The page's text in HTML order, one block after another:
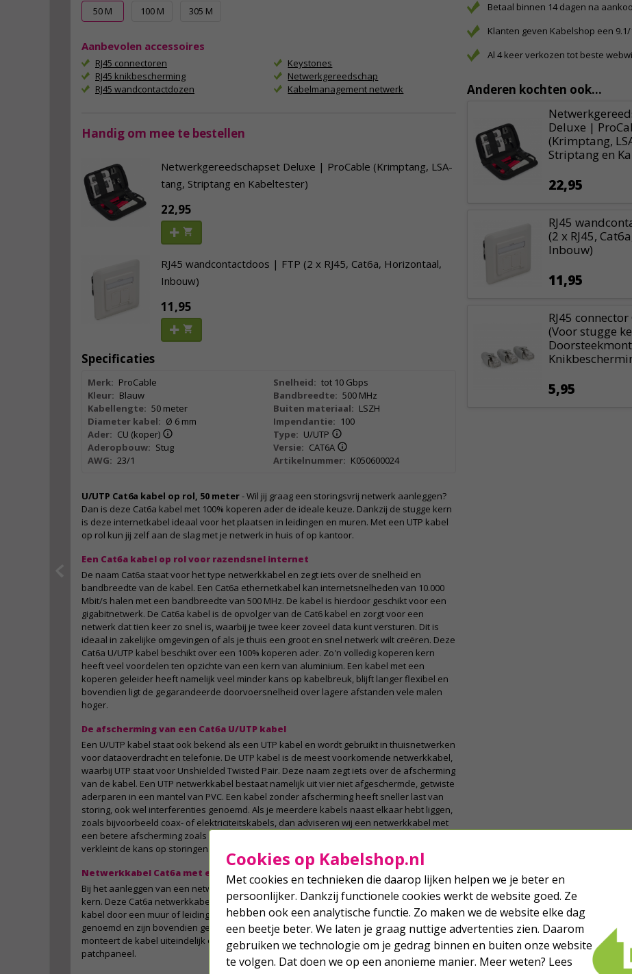
50 M 100 M 305 M
Aanbevolen accessoires
RJ45 connectoren
RJ45 knikbescherming
RJ45 wandcontactdozen
Keystones
Netwerkgereedschap
Kabelmanagement netwerk
Handig om mee te bestellen
Netwerkgereedschapset Deluxe | ProCable (Krimptang, LSA-
tang, Striptang en Kabeltester)
22,95
RJ45 wandcontactdoos | FTP (2 x RJ45, Cat6a, Horizontaal,
Inbouw)
11,95
Specificaties
Merk: ProCable
Kleur: Blauw
Kabellengte: 50 meter
Diameter kabel: Ø 6 mm
Ader: CU (koper)
Aderopbouw: Stug
AWG: 23/1
Snelheid: tot 10 Gbps
Bandbreedte: 500 MHz
Buiten materiaal: LSZH
Impendantie: 100
Type: U/UTP
Versie: CAT6A
Artikelnummer: K050600024
U/UTP Cat6a kabel op rol, 50 meter- Wil jij graag een storingsvrij netwerk aanleggen?
Dan is deze Cat6a kabel met 100% koperen ader de ideale keuze. Dankzij de stugge kern
is deze internetkabel ideaal voor het plaatsen in leidingen en muren. Met een UTP kabel
op rol kun jij zelf aan de slag met je netwerk in huis of op kantoor.
Een Cat6a kabel op rol voor razendsnel internet
De naam Cat6a staat voor het type netwerkkabel en zegt iets over de snelheid en
bandbreedte van de kabel. Een Cat6a ethernetkabel kan internetsnelheden van 10.000
Mbit/s halen met een bandbreedte van 500 MHz. De kabel is hierdoor geschikt voor een
gigabitnetwerk. De Cat6a kabel is de opvolger van de Cat6 kabel en zorgt voor een
netwerk dat tien keer zo snel is, waarbij je twee keer zoveel data kunt versturen. Dit is
ideaal in zakelijke omgevingen of als je thuis een groot en snel netwerk wilt creëren. Deze
Cat6a U/UTP kabel beschikt over een 100% koperen ader. Zo'n volledig koperen kern
heeft veel voordelen ten opzichte van een kern van aluminium. Een kabel met een
koperen geleider heeft namelijk veel minder kans op kabelbreuk, blijft langer flexibel en
bovendien ligt de gegarandeerde doorvoersnelheid over lagere afstanden vele malen
hoger.
De afscherming van een Cat6a U/UTP kabel
Een U/UTP kabel staat ook bekend als een UTP kabel en wordt gebruikt in thuisnetwerken
voor dataoverdracht en telefonie. De UTP kabel is de meest voorkomende netwerkkabel,
waarbij UTP staat voor Unshielded Twisted Pair. Deze naam zegt iets over de afscherming
van de kabel. Een UTP netwerkkabel bestaat namelijk uit vier niet afgeschermde, getwiste
aderparen in een mantel van PVC. Een kabel zonder afscherming heeft sneller last van
storing, ook wel interferenties genoemd. Als je meerdere kabels naast elkaar hebt liggen,
zoals bijvoorbeeld coax- of elektriciteitskabels, dan adviseren wij een netwerkkabel met
een betere afscherming zoals een S/FTP kabel. Deze hoogwaardige bescherming
verkleint de kans op storingen.
Netwerkkabel Cat6a met een stugge kern
Bij het aanleggen van een netwerk kun je kiezen voor kabels met een soepele of stugge
kern. Deze Cat6a netwerkkabel op rol heeft een stugge kern en is ideaal wanneer je de
kabel door een muur of leiding wilt trekken. Deze kabels worden ook wel vast of solid
genoemd en zijn bovendien geschikt voor het overbruggen van een lange afstand. Je
monteert de kabel uiteindelijk op een LSA strook in bijvoorbeeld een wandcontactdoos of
patchpaneel.
Betaal binnen 14 dagen na
Klanten geven Kabelshop een 9.1/
Al 4 keer verkozen tot beste
Anderen kochten ook...
Deluxe |
(Krimptang,
Striptang en
22,95
RJ45
(2 x RJ45,
Inbouw)
11,95
RJ45
(Voor stugge
5,95
Cookies op Kabelshop.nl
Met cookies en technieken die daarop lijken helpen we je beter en
persoonlijker. Dankzij functionele cookies werkt de website goed. Ze
hebben ook een analytische functie. Zo maken we de website elke dag
een beetje beter. We laten je graag nuttige advertenties zien. Daarom
gebruiken we technologie om je gedrag binnen en buiten onze website
te volgen. Dat doen we op een anonieme manier. Meer weten? Lees